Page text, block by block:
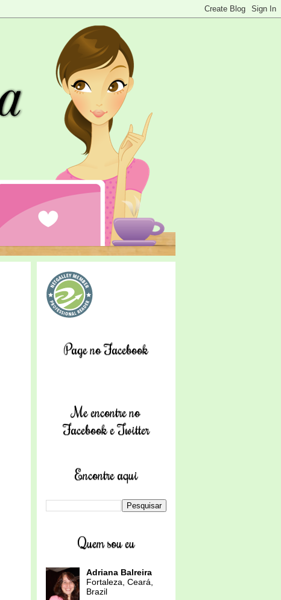
Page no Facebook
Me encontre no
Facebook e Twitter
Encontre aqui
Quem sou eu
Adriana Balreira
Fortaleza, Ceará,
Brazil